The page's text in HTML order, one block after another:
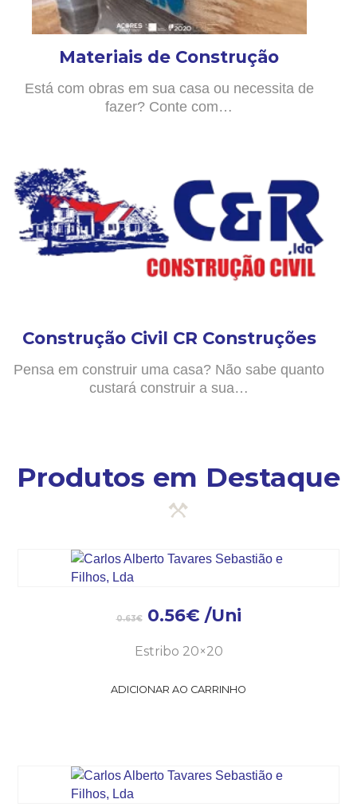
Materiais de Construção
Está com obras em sua casa ou necessita de
fazer? Conte com…
Construção Civil CR Construções
Pensa em construir uma casa? Não sabe quanto
custará construir a sua…
Produtos em Destaque
0.63€ 0.56€ /Uni
Estribo 20×20
ADICIONAR AO CARRINHO